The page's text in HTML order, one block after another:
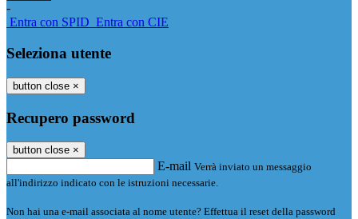
-
Entra con SPID Entra con CIE
Seleziona utente
button close ×
Recupero password
button close ×
E-mail Verrà inviato un messaggio
all'indirizzo indicato con le istruzioni necessarie.
Non hai una e-mail associata al nome utente? Effettua il reset della password